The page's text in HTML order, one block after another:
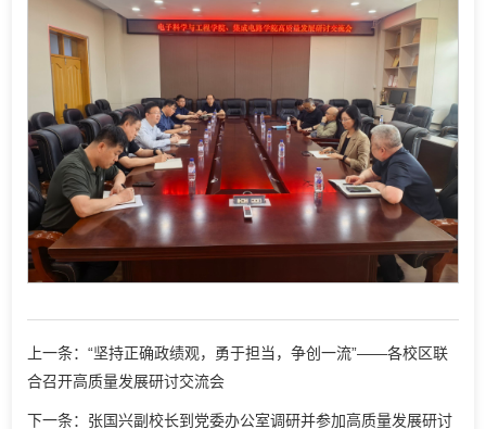
上一条：“坚持正确政绩观，勇于担当，争创一流”——各校区联
合召开高质量发展研讨交流会
下一条：张国兴副校长到党委办公室调研并参加高质量发展研讨